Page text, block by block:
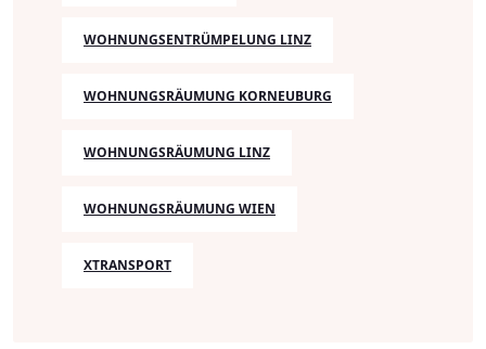
WOHNUNGSENTRÜMPELUNG LINZ
WOHNUNGSRÄUMUNG KORNEUBURG
WOHNUNGSRÄUMUNG LINZ
WOHNUNGSRÄUMUNG WIEN
XTRANSPORT